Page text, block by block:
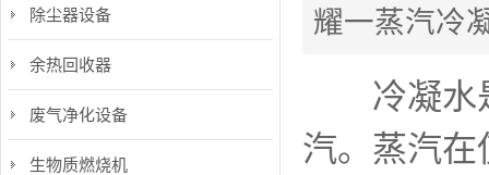
耀一蒸汽冷
冷凝水是
汽。蒸汽
除尘器设备
余热回收器
废气净化设备
生物质燃烧机